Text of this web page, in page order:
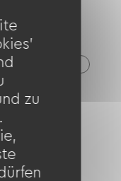
Gartenmöbel
Garage
zu